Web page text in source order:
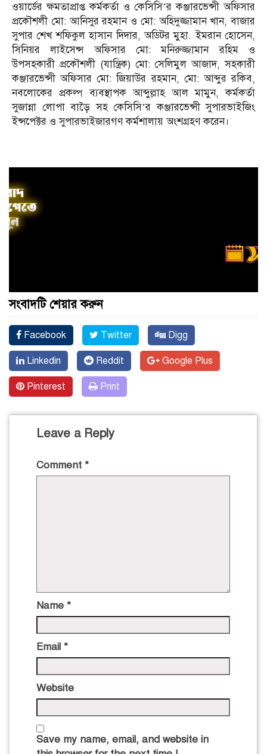
ওয়ার্ডের ক্ষমতাপ্রাপ্ত কর্মকর্তা ও কেসিসি’র কঞ্জারভেন্সী অফিসার
প্রকৌশলী মো: আনিসুর রহমান ও মো: অহিদুজ্জামান খান, বাজার
সুপার শেখ শফিকুল হাসান দিদার, অডিটর মুহা. ইমরান হোসেন,
সিনিয়র লাইসেন্স অফিসার মো: মনিরুজ্জামান রহিম ও
উপসহকারী প্রকৌশলী (যান্ত্রিক) মো: সেলিমুল আজাদ, সহকারী
কঞ্জারভেন্সী অফিসার মো: জিয়াউর রহমান, মো: আব্দুর রকিব,
নবলোকের প্রকল্প ব্যবস্থাপক আব্দুল্লাহ আল মামুন, কর্মকর্তা
সুজান্না লোপা বাড়ৈ সহ কেসিসি’র কঞ্জারভেন্সী সুপারভাইজিং
ইন্সপেক্টর ও সুপারভাইজারগণ কর্মশালায় অংশগ্রহণ করেন।
সংবাদটি শেয়ার করুন
Facebook Twitter Digg
Linkedin Reddit Google Plus
Pinterest Print
Leave a Reply
Comment *
Name *
Email *
Website
Save my name, email, and website in